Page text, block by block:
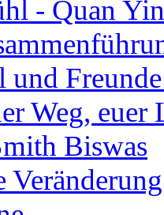
- Quan
und
Weg, euer
Biswas